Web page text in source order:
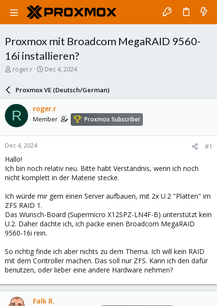
Proxmox mit Broadcom MegaRAID 9560-
16i installieren?
T
a
d
s
t
a
r
t
e
r
roger.r
S
a
r
d
a
e
Dec 4, 2024
Proxmox VE (Deutsch/German)
R roger.r
Member Proxmox Subscriber
Dec 4, 2024 #1
Hallo!
Ich bin noch relativ neu. Bitte habt Verständnis, wenn ich noch
nicht komplett in der Materie stecke.
Ich würde mir gern einen Server aufbauen, mit 2x U.2 "Platten" im
ZFS RAID 1.
Das Wunsch-Board (Supermicro X12SPZ-LN4F-B) unterstützt kein
U.2. Daher dachte ich, ich packe einen Broadcom MegaRAID
9560-16i rein.
So richtig finde ich aber nichts zu dem Thema. Ich will kein RAID
mit dem Controller machen. Das soll nur ZFS. Kann ich den dafür
benutzen, oder lieber eine andere Hardware nehmen?
Falk R.